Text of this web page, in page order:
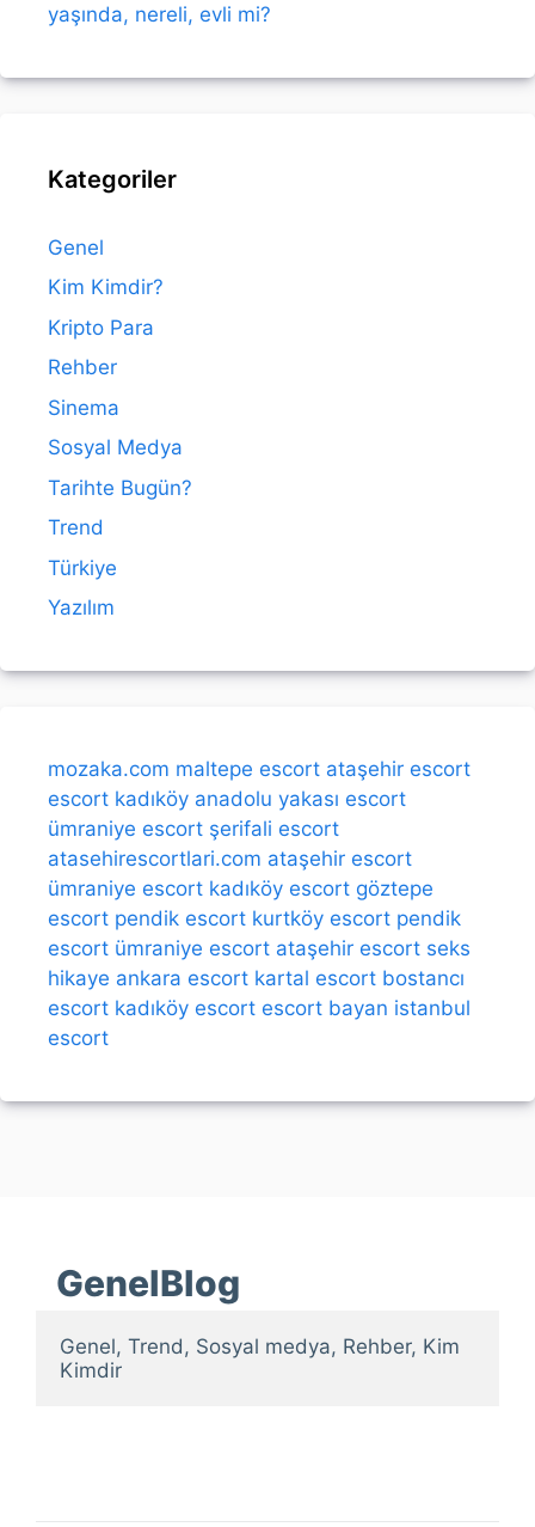
yaşında, nereli, evli mi?
Kategoriler
Genel
Kim Kimdir?
Kripto Para
Rehber
Sinema
Sosyal Medya
Tarihte Bugün?
Trend
Türkiye
Yazılım
mozaka.com maltepe escort ataşehir escort
escort kadıköy anadolu yakası escort
ümraniye escort şerifali escort
atasehirescortlari.com ataşehir escort
ümraniye escort kadıköy escort göztepe
escort pendik escort kurtköy escort pendik
escort ümraniye escort ataşehir escort seks
hikaye ankara escort kartal escort bostancı
escort kadıköy escort escort bayan istanbul
escort
GenelBlog
Genel, Trend, Sosyal medya, Rehber, Kim
Kimdir